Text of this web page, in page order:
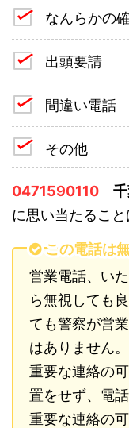
なんらかの
出頭要請
間違い電話
その他
0471590110
に思い当たるこ
この電話は
営業電話、い
ら無視しても
ても警察が営
はありません。
重要な連絡の
置をせず、電
重要な連絡の